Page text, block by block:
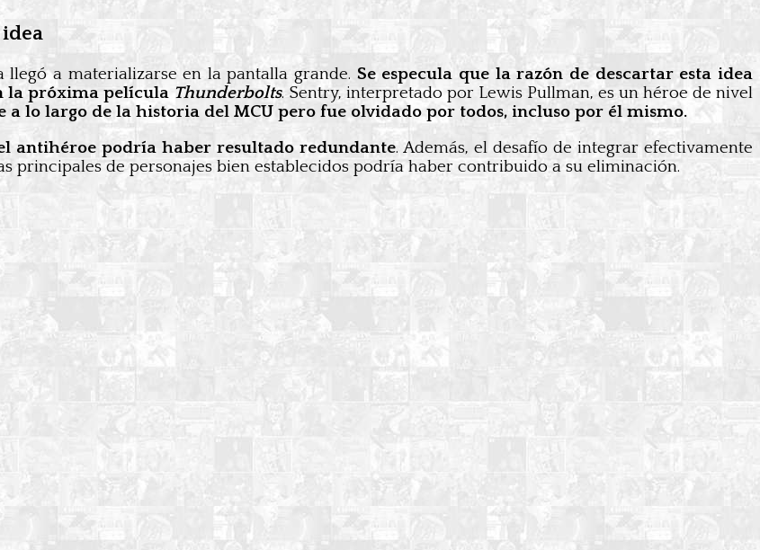
a materializarse en la pantalla grande. Se especula que la razón de descartar esta idea
la próxima película Thunderbolts. Sentry, interpretado por Lewis Pullman, es un héroe de nivel
a lo largo de la historia del MCU pero fue olvidado por todos, incluso por él mismo.
antihéroe podría haber resultado redundante. Además, el desafío de integrar efectivamente
principales de personajes bien establecidos podría haber contribuido a su eliminación.